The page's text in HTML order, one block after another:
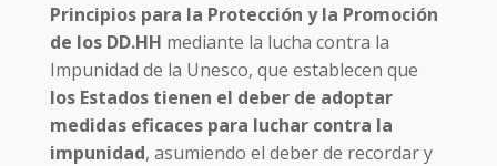
Principios para la Protección y la Promoción
de los DD.HH mediante la lucha contra la
Impunidad de la Unesco, que establecen que
los Estados tienen el deber de adoptar
medidas eficaces para luchar contra la
impunidad, asumiendo el deber de recordar y